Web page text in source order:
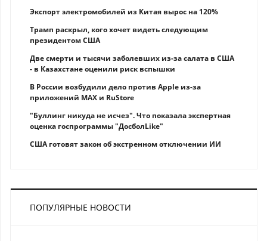
Экспорт электромобилей из Китая вырос на 120%
Трамп раскрыл, кого хочет видеть следующим
президентом США
Две смерти и тысячи заболевших из-за салата в США
- в Казахстане оценили риск вспышки
В России возбудили дело против Apple из-за
приложений MAX и RuStore
"Буллинг никуда не исчез". Что показала экспертная
оценка госпрограммы "ДосболLike"
США готовят закон об экстренном отключении ИИ
ПОПУЛЯРНЫЕ НОВОСТИ